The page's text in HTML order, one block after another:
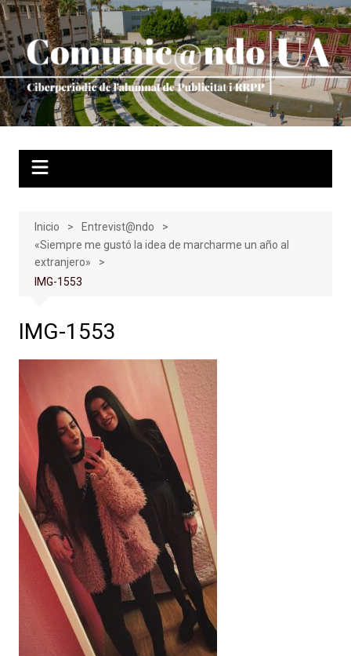
Saltar
al
contenido
Inicio
Entrevist@ndo
«Siempre me gustó la idea de marcharme un año al
extranjero»
IMG-1553
IMG-1553